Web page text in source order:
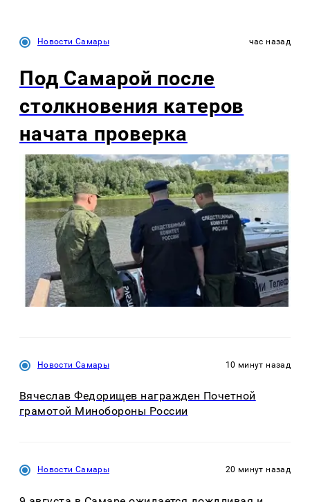
Новости Самары час назад
Под Самарой после
столкновения катеров
начата проверка
Новости Самары 10 минут назад
Вячеслав Федорищев награжден Почетной
грамотой Минобороны России
Новости Самары 20 минут назад